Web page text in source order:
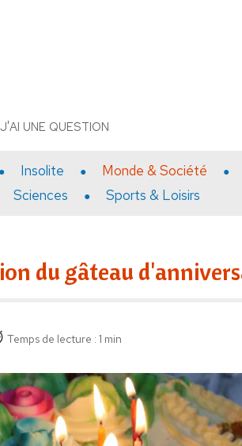
J'AI UNE QUESTION
Insolite Monde & Société
Sciences Sports & Loisirs
du gâteau
Temps de lecture : 1 min